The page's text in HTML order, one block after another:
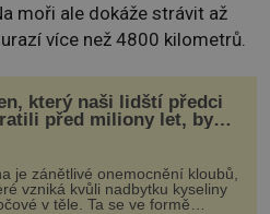
moři ale dokáže strávit až
více než 4800 kilometrů.
který naši lidští předci
před miliony let, by
pomoci s léčbou
králů“
je zánětlivé onemocnění kloubů,
vzniká kvůli nadbytku kyseliny
v těle. Ta se ve formě